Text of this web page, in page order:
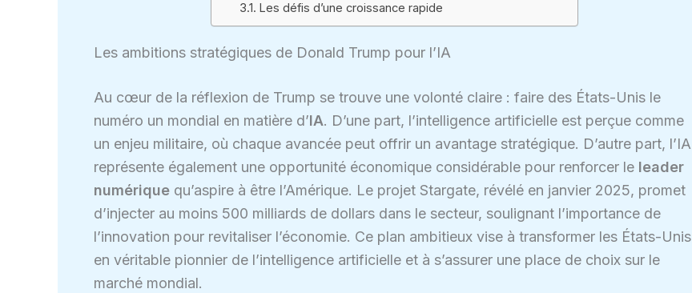
Les défis d’une croissance rapide
Les ambitions stratégiques de Donald Trump pour l’IA
Au cœur de la réflexion de Trump se trouve une volonté claire : faire des États-Unis le
numéro un mondial en matière d’IA. D’une part, l’intelligence artificielle est perçue comme
un enjeu militaire, où chaque avancée peut offrir un avantage stratégique. D’autre part, l’IA
représente également une opportunité économique considérable pour renforcer le leader
numérique qu’aspire à être l’Amérique. Le projet Stargate, révélé en janvier 2025, promet
d’injecter au moins 500 milliards de dollars dans le secteur, soulignant l’importance de
l’innovation pour revitaliser l’économie. Ce plan ambitieux vise à transformer les États-Unis
en véritable pionnier de l’intelligence artificielle et à s’assurer une place de choix sur le
marché mondial.